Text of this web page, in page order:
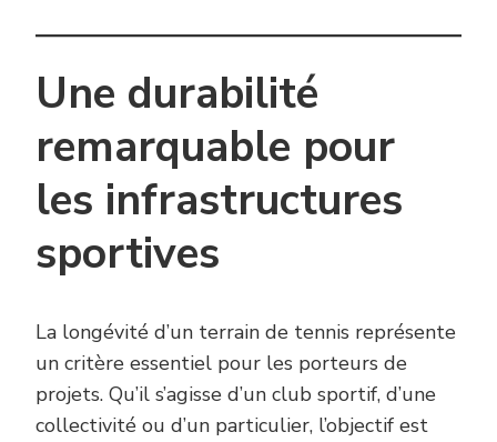
Une durabilité
remarquable pour
les infrastructures
sportives
La longévité d’un terrain de tennis représente
un critère essentiel pour les porteurs de
projets. Qu’il s’agisse d’un club sportif, d’une
collectivité ou d’un particulier, l’objectif est